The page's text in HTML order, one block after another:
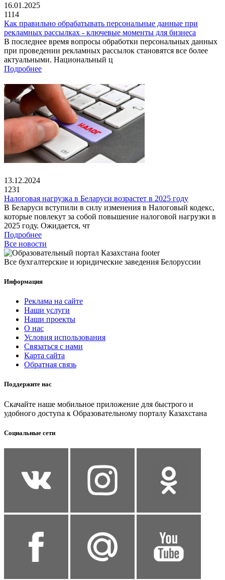
16.01.2025
1114
Как правильно обрабатывать персональные данные при
рекламных рассылках - ключевые моменты для бизнеса
В последнее время вопросы обработки персональных данных
при проведении рекламных рассылок становятся все более
актуальными. Национальный ц
Подробнее
13.12.2024
1231
Налоговая нагрузка в Беларуси возрастет в 2025 году
В Беларуси вступили в силу изменения в Налоговый кодекс,
которые повлекут за собой повышение налоговой нагрузки в
2025 году. Ожидается, чт
Подробнее
Все новости
Все бухгалтерские и юридические заведения Белоруссии
Информация
Реклама на сайте
Наши услуги
Наши проекты
О нас
Условия использования
Связаться с нами
Карта сайта
Обратная связь
Поддержите нас
Скачайте наше мобильное приложение для быстрого и
удобного доступа к Образовательному порталу Казахстана
Социальные сети